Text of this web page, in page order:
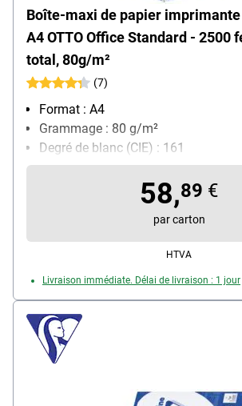
Boîte-maxi de papier
A4 OTTO Office Standard - 2500
total, 80g/m²
(7)
Format : A4
Grammage : 80 g/m²
Degré de blanc (CIE) : 161
Contenu par paquet : 2500 feuille(s)
58,89 €
par carton
HTVA
Livraison immédiate. Délai de livraison : 1 jour